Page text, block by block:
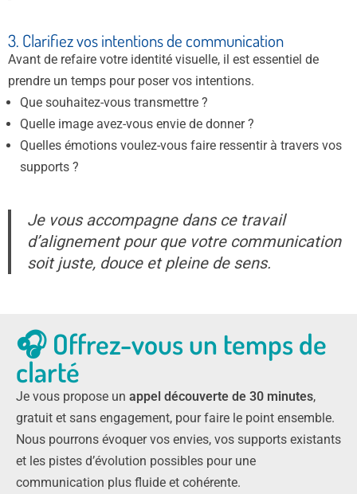
3. Clarifiez vos intentions de communication
Avant de refaire votre identité visuelle, il est essentiel de
prendre un temps pour poser vos intentions.
Que souhaitez-vous transmettre ?
Quelle image avez-vous envie de donner ?
Quelles émotions voulez-vous faire ressentir à travers vos
supports ?
Je vous accompagne dans ce travail
d’alignement pour que votre communication
soit juste, douce et pleine de sens.
🎧 Offrez-vous un temps de
clarté
Je vous propose un appel découverte de 30 minutes,
gratuit et sans engagement, pour faire le point ensemble.
Nous pourrons évoquer vos envies, vos supports existants
et les pistes d’évolution possibles pour une
communication plus fluide et cohérente.